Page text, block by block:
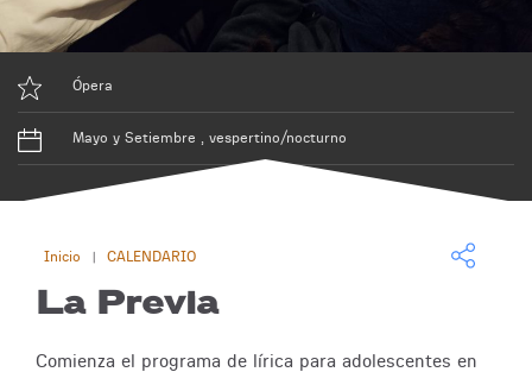
Ópera
Mayo y Setiembre , vespertino/nocturno
Inicio CALENDARIO
La Previa
Comienza el programa de lírica para adolescentes en